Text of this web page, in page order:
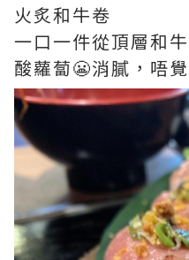
火炙和牛卷
一口一件從頂層和
酸蘿蔔😬消膩，唔